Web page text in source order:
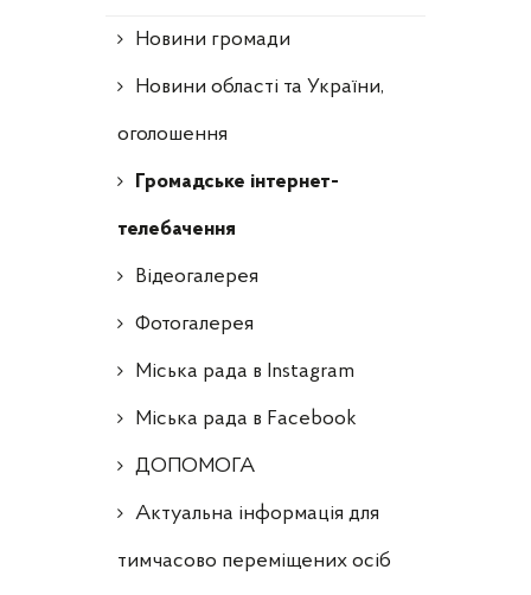
Новини громади
Новини області та України,
оголошення
Громадське інтернет-
телебачення
Відеогалерея
Фотогалерея
Міська рада в Instagram
Міська рада в Facebook
ДОПОМОГА
Актуальна інформація для
тимчасово переміщених осіб